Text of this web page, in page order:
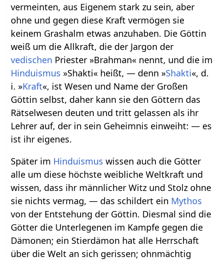
vermeinten, aus Eigenem stark zu sein, aber
ohne und gegen diese Kraft vermögen sie
keinem Grashalm etwas anzuhaben. Die Göttin
weiß um die Allkraft, die der Jargon der
vedischen Priester »Brahman« nennt, und die im
Hinduismus »Shakti« heißt, — denn »Shakti«, d.
i. »Kraft«, ist Wesen und Name der Großen
Göttin selbst, daher kann sie den Göttern das
Rätselwesen deuten und tritt gelassen als ihr
Lehrer auf, der in sein Geheimnis einweiht: — es
ist ihr eigenes.
Später im Hinduismus wissen auch die Götter
alle um diese höchste weibliche Weltkraft und
wissen, dass ihr männlicher Witz und Stolz ohne
sie nichts vermag, — das schildert ein Mythos
von der Entstehung der Göttin. Diesmal sind die
Götter die Unterlegenen im Kampfe gegen die
Dämonen; ein Stierdämon hat alle Herrschaft
über die Welt an sich gerissen; ohnmächtig